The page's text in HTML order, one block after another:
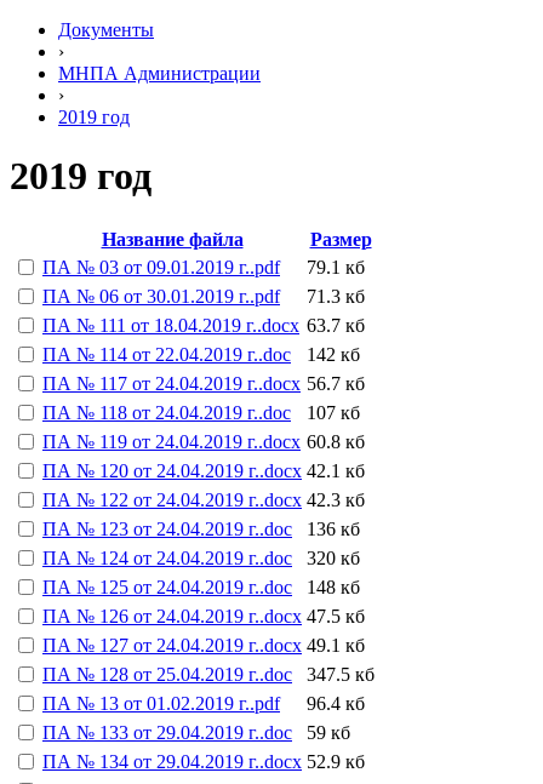
Документы
›
МНПА Администрации
›
2019 год
2019 год
Название файла
Размер
ПА № 03 от 09.01.2019 г..pdf
79.1 кб
ПА № 06 от 30.01.2019 г..pdf
71.3 кб
ПА № 111 от 18.04.2019 г..docx 63.7 кб
ПА № 114 от 22.04.2019 г..doc
142 кб
ПА № 117 от 24.04.2019 г..docx 56.7 кб
ПА № 118 от 24.04.2019 г..doc
107 кб
ПА № 119 от 24.04.2019 г..docx 60.8 кб
ПА № 120 от 24.04.2019 г..docx 42.1 кб
ПА № 122 от 24.04.2019 г..docx 42.3 кб
ПА № 123 от 24.04.2019 г..doc
136 кб
ПА № 124 от 24.04.2019 г..doc
320 кб
ПА № 125 от 24.04.2019 г..doc
148 кб
ПА № 126 от 24.04.2019 г..docx 47.5 кб
ПА № 127 от 24.04.2019 г..docx 49.1 кб
ПА № 128 от 25.04.2019 г..doc
347.5 кб
ПА № 13 от 01.02.2019 г..pdf
96.4 кб
ПА № 133 от 29.04.2019 г..doc
59 кб
ПА № 134 от 29.04.2019 г..docx 52.9 кб